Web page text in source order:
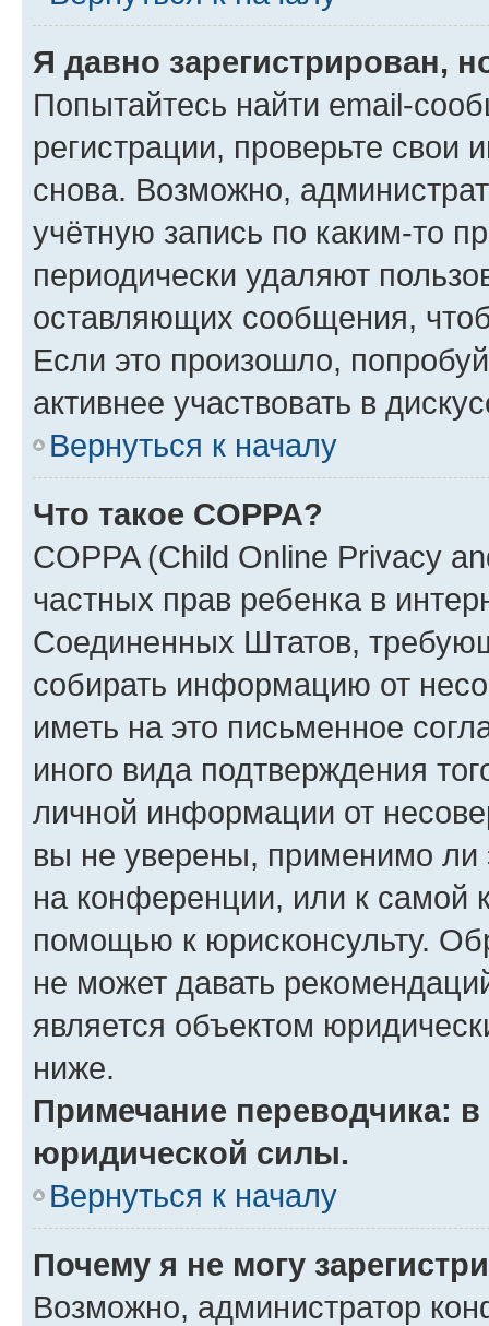
Я давно зарегистрирован,
Попытайтесь найти email-
регистрации, проверьте свои
снова. Возможно,
учётную запись по каким-то
периодически удаляют
оставляющих сообщения,
Если это произошло,
активнее участвовать в
Вернуться к началу
Что такое COPPA?
COPPA (Child Online Privacy
частных прав ребенка в
Соединенных Штатов,
собирать информацию от
иметь на это письменное
иного вида подтверждения
личной информации от
вы не уверены, применимо ли
на конференции, или к самой
помощью к юрисконсульту.
не может давать
является объектом
ниже.
Примечание переводчика:
юридической силы.
Вернуться к началу
Почему я не могу
Возможно, администратор